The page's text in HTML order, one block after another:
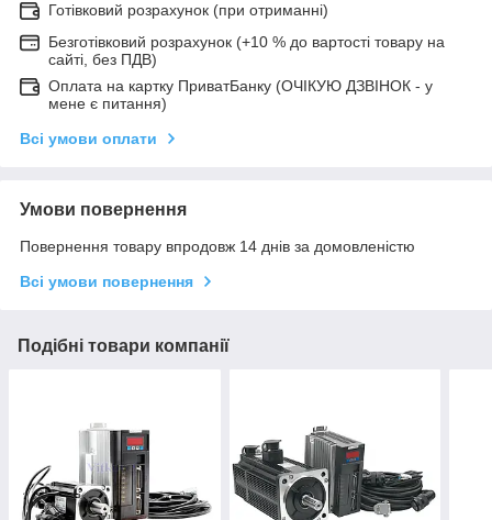
Готівковий розрахунок (при отриманні)
Безготівковий розрахунок (+10 % до вартості товару на
сайті, без ПДВ)
Оплата на картку ПриватБанку (ОЧІКУЮ ДЗВІНОК - у
мене є питання)
Всі умови оплати
Умови повернення
Повернення товару впродовж 14 днів за домовленістю
Всі умови повернення
Подібні товари компанії